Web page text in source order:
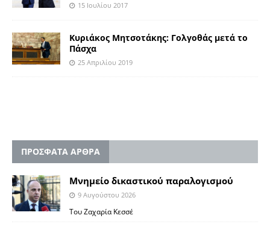
15 Ιουλίου 2017
Κυριάκος Μητσοτάκης: Γολγοθάς μετά το
Πάσχα
25 Απριλίου 2019
ΠΡΟΣΦΑΤΑ ΑΡΘΡΑ
Μνημείο δικαστικού παραλογισμού
9 Αυγούστου 2026
Του Ζαχαρία Κεσσέ